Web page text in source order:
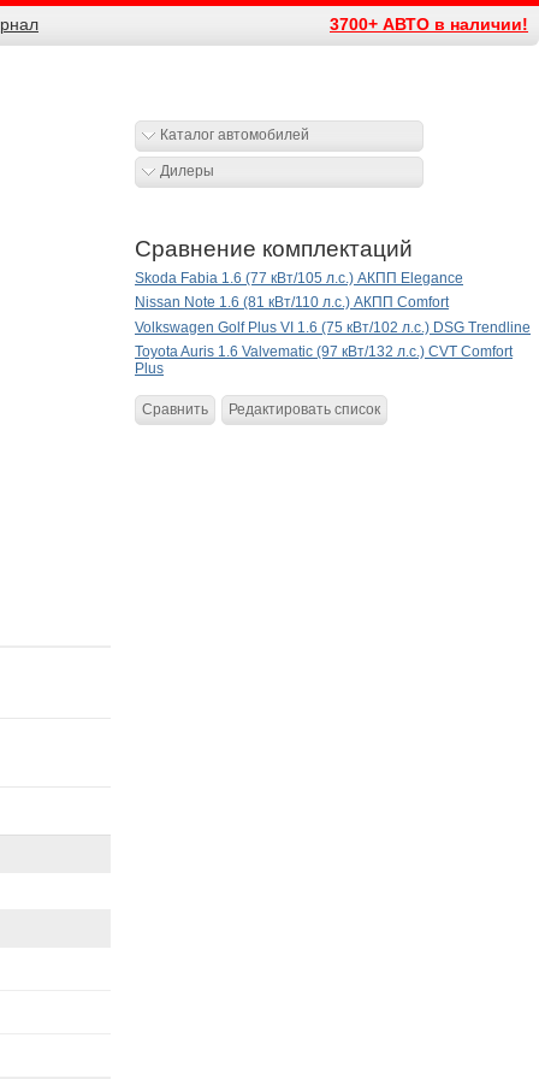
3700+ АВТО в наличии!
Каталог автомобилей
Дилеры
Сравнение комплектаций
Skoda Fabia 1.6 (77 кВт/105 л.с.) АКПП Elegance
Nissan Note 1.6 (81 кВт/110 л.с.) АКПП Comfort
Volkswagen Golf Plus VI 1.6 (75 кВт/102 л.с.) DSG Trendline
Toyota Auris 1.6 Valvematic (97 кВт/132 л.с.) CVT Comfort
Plus
Сравнить Редактировать список